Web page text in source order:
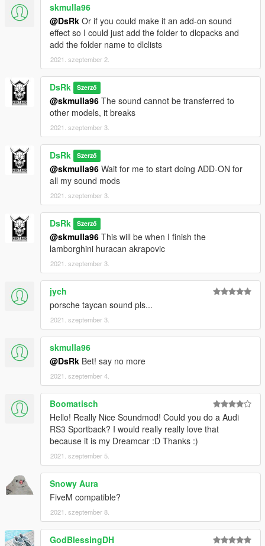
skmulla96
@DsRk Or if you could make it an add-on sound
effect so I could just add the folder to dlcpacks and
add the folder name to dlclists
2021. szeptember 2.
DsRk Szerző
@skmulla96 The sound cannot be transferred to
other models, it breaks
2021. szeptember 3.
DsRk Szerző
@skmulla96 Wait for me to start doing ADD-ON for
all my sound mods
2021. szeptember 3.
DsRk Szerző
@skmulla96 This will be when I finish the
lamborghini huracan akrapovic
2021. szeptember 3.
jych
porsche taycan sound pls...
2021. szeptember 3.
skmulla96
@DsRk Bet! say no more
2021. szeptember 4.
Boomatisch
Hello! Really Nice Soundmod! Could you do a Audi
RS3 Sportback? I would really really love that
because it is my Dreamcar :D Thanks :)
2021. szeptember 5.
Snowy Aura
FiveM compatible?
2021. szeptember 8.
GodBlessingDH